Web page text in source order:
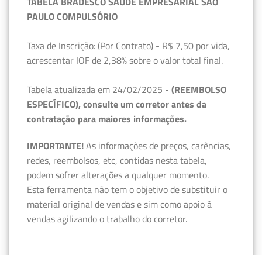
PAULO COMPULSÓRIO
Taxa de Inscrição: (Por Contrato) - R$ 7,50 por vida,
acrescentar IOF de 2,38% sobre o valor total final.
Tabela atualizada em 24/02/2025 - (REEMBOLSO
ESPECÍFICO), consulte um corretor antes da
contratação para maiores informações.
IMPORTANTE!As informações de preços, carências,
redes, reembolsos, etc, contidas nesta tabela,
podem sofrer alterações a qualquer momento.
Esta ferramenta não tem o objetivo de substituir o
material original de vendas e sim como apoio à
vendas agilizando o trabalho do corretor.